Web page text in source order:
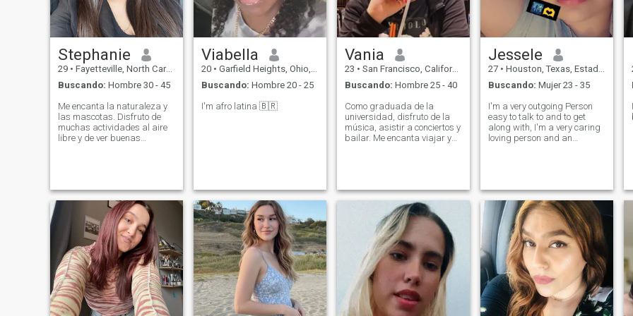
Stephanie
29 • Fayetteville, North Carolina, Estados Unidos
Buscando: Hombre 30 - 45
Me encanta la naturaleza y
las mascotas. Disfruto de
muchas actividades al aire
libre y de ver buenas
Viabella
20 • Garfield Heights, Ohio, Estados Unidos
Buscando: Hombre 20 - 25
I'm afro latina 🇧🇷
Vania
23 • San Francisco, California, Estados Unidos
Buscando: Hombre 25 - 40
Como graduada de la
universidad, disfruto de la
música, asistir a conciertos y
bailar. Me encanta viajar y
Jessele
27 • Houston, Texas, Estados Unidos
Buscando: Mujer 23 - 35
I'm a very outgoing Person
easy to talk to and to get
along with, I'm a very caring
loving person and an